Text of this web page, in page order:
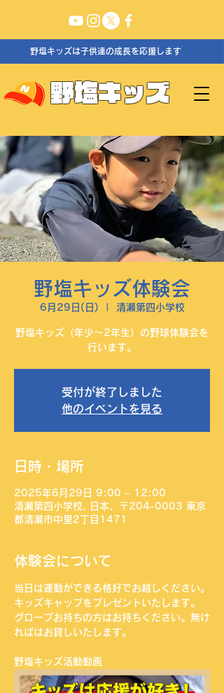
野塩キッズは子供達の成長を応援します
野塩キッズ
野塩キッズ体験会
6月29日(日) 清瀬第四小学校
野塩キッズ（年少〜2年生）の野球体験会を
行います。
受付が終了しました
他のイベントを見る
日時・場所
2025年6月29日 9:00 – 12:00
清瀬第四小学校, 日本、〒204-0003 東京
都清瀬市中里2丁目1471
体験会について
当日は運動ができる格好でお越しください。
キッズキャップをプレゼントいたします。
グローブお持ちの方はお持ちください。無け
ればはお貸しいたします。
野塩キッズ活動動画